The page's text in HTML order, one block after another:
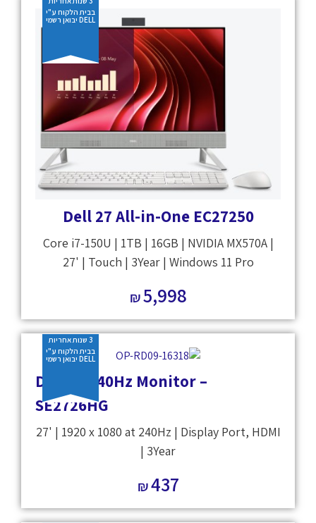
בבית הלקוח ע"י
Dell 27 All-in-One EC27250
Core i7-150U | 1TB | 16GB | NVIDIA MX570A |
27' | Touch | 3Year | Windows 11 Pro
₪5,998
בבית הלקוח ע"י
Dell 27 240Hz Monitor –
SE2726HG
27' | 1920 x 1080 at 240Hz | Display Port, HDMI
| 3Year
₪437